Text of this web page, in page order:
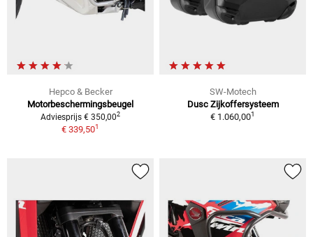
Hepco & Becker
Motorbeschermingsbeugel
Adviesprijs € 350,002
€ 339,501
SW-Motech
Dusc Zijkoffersysteem
€ 1.060,001